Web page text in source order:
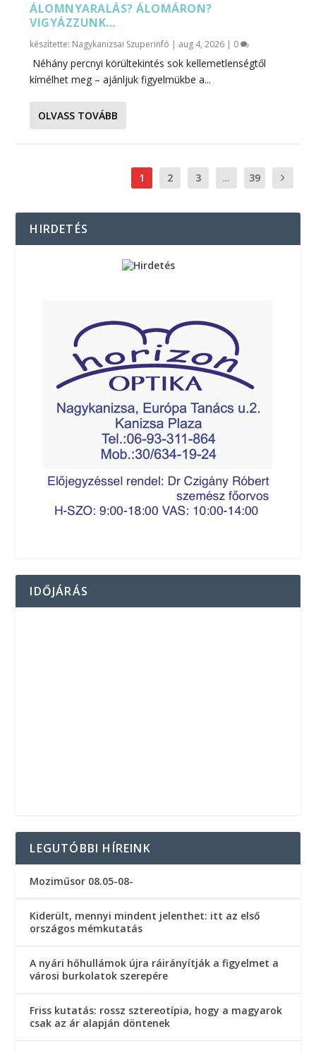
ÁLOMNYARALÁS? ÁLOMÁRON?
VIGYÁZZUNK…
készítette: Nagykanizsai Szuperinfó | aug 4, 2026 | 0
Néhány percnyi körültekintés sok kellemetlenségtől
kímélhet meg – ajánljuk figyelmükbe a...
OLVASS TOVÁBB
1 2 3 ... 39
HIRDETÉS
IDŐJÁRÁS
LEGUTÓBBI HÍREINK
Moziműsor 08.05-08-
Kiderült, mennyi mindent jelenthet: itt az első
országos mémkutatás
A nyári hőhullámok újra ráirányítják a figyelmet a
városi burkolatok szerepére
Friss kutatás: rossz sztereotípia, hogy a magyarok
csak az ár alapján döntenek